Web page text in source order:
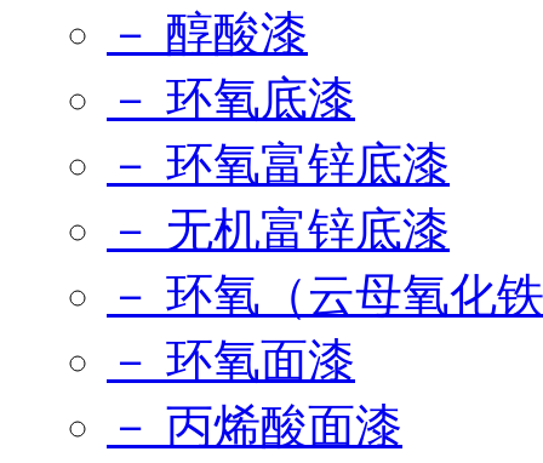
－ 醇酸漆
－ 环氧底漆
－ 环氧富锌底漆
－ 无机富锌底漆
－ 环氧（云母氧化
－ 环氧面漆
－ 丙烯酸面漆